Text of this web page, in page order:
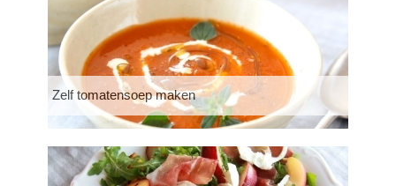
Zelf tomatensoep maken